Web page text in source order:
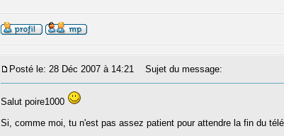
Posté le: 28 Déc 2007 à 14:21 Sujet du message:
Salut poire1000
Si, comme moi, tu n'est pas assez patient pour attendre la fin du